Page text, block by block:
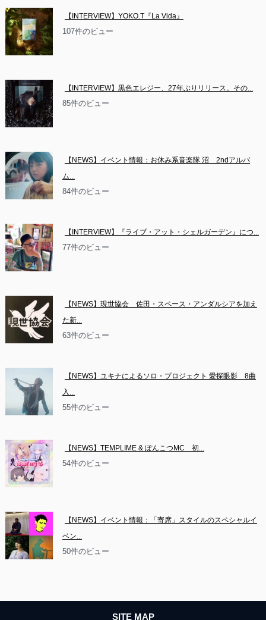
【INTERVIEW】YOKO.T『La Vida』
107件のビュー
【INTERVIEW】黒色エレジー、27年ぶりリリース。その...
85件のビュー
【NEWS】イベント情報：お休み系音楽隊 沼　2ndアルバ
ム...
84件のビュー
【INTERVIEW】『ライブ・アット・シェルガーデン』につ...
77件のビュー
【NEWS】現世協会　佐田・スペース・アンダルシアを加え
た新...
63件のビュー
【NEWS】ユキナによるソロ・プロジェクト 愛探眼影　8曲
入...
55件のビュー
【NEWS】TEMPLIME & ぽんこつMC　初...
54件のビュー
【NEWS】イベント情報：「寄席」スタイルのスペシャルイ
ベン...
50件のビュー
SITE MAP